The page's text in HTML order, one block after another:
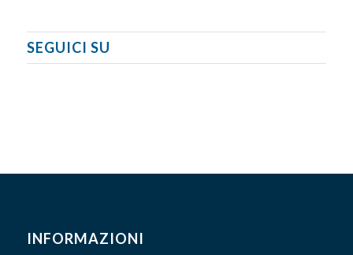
SEGUICI SU
INFORMAZIONI